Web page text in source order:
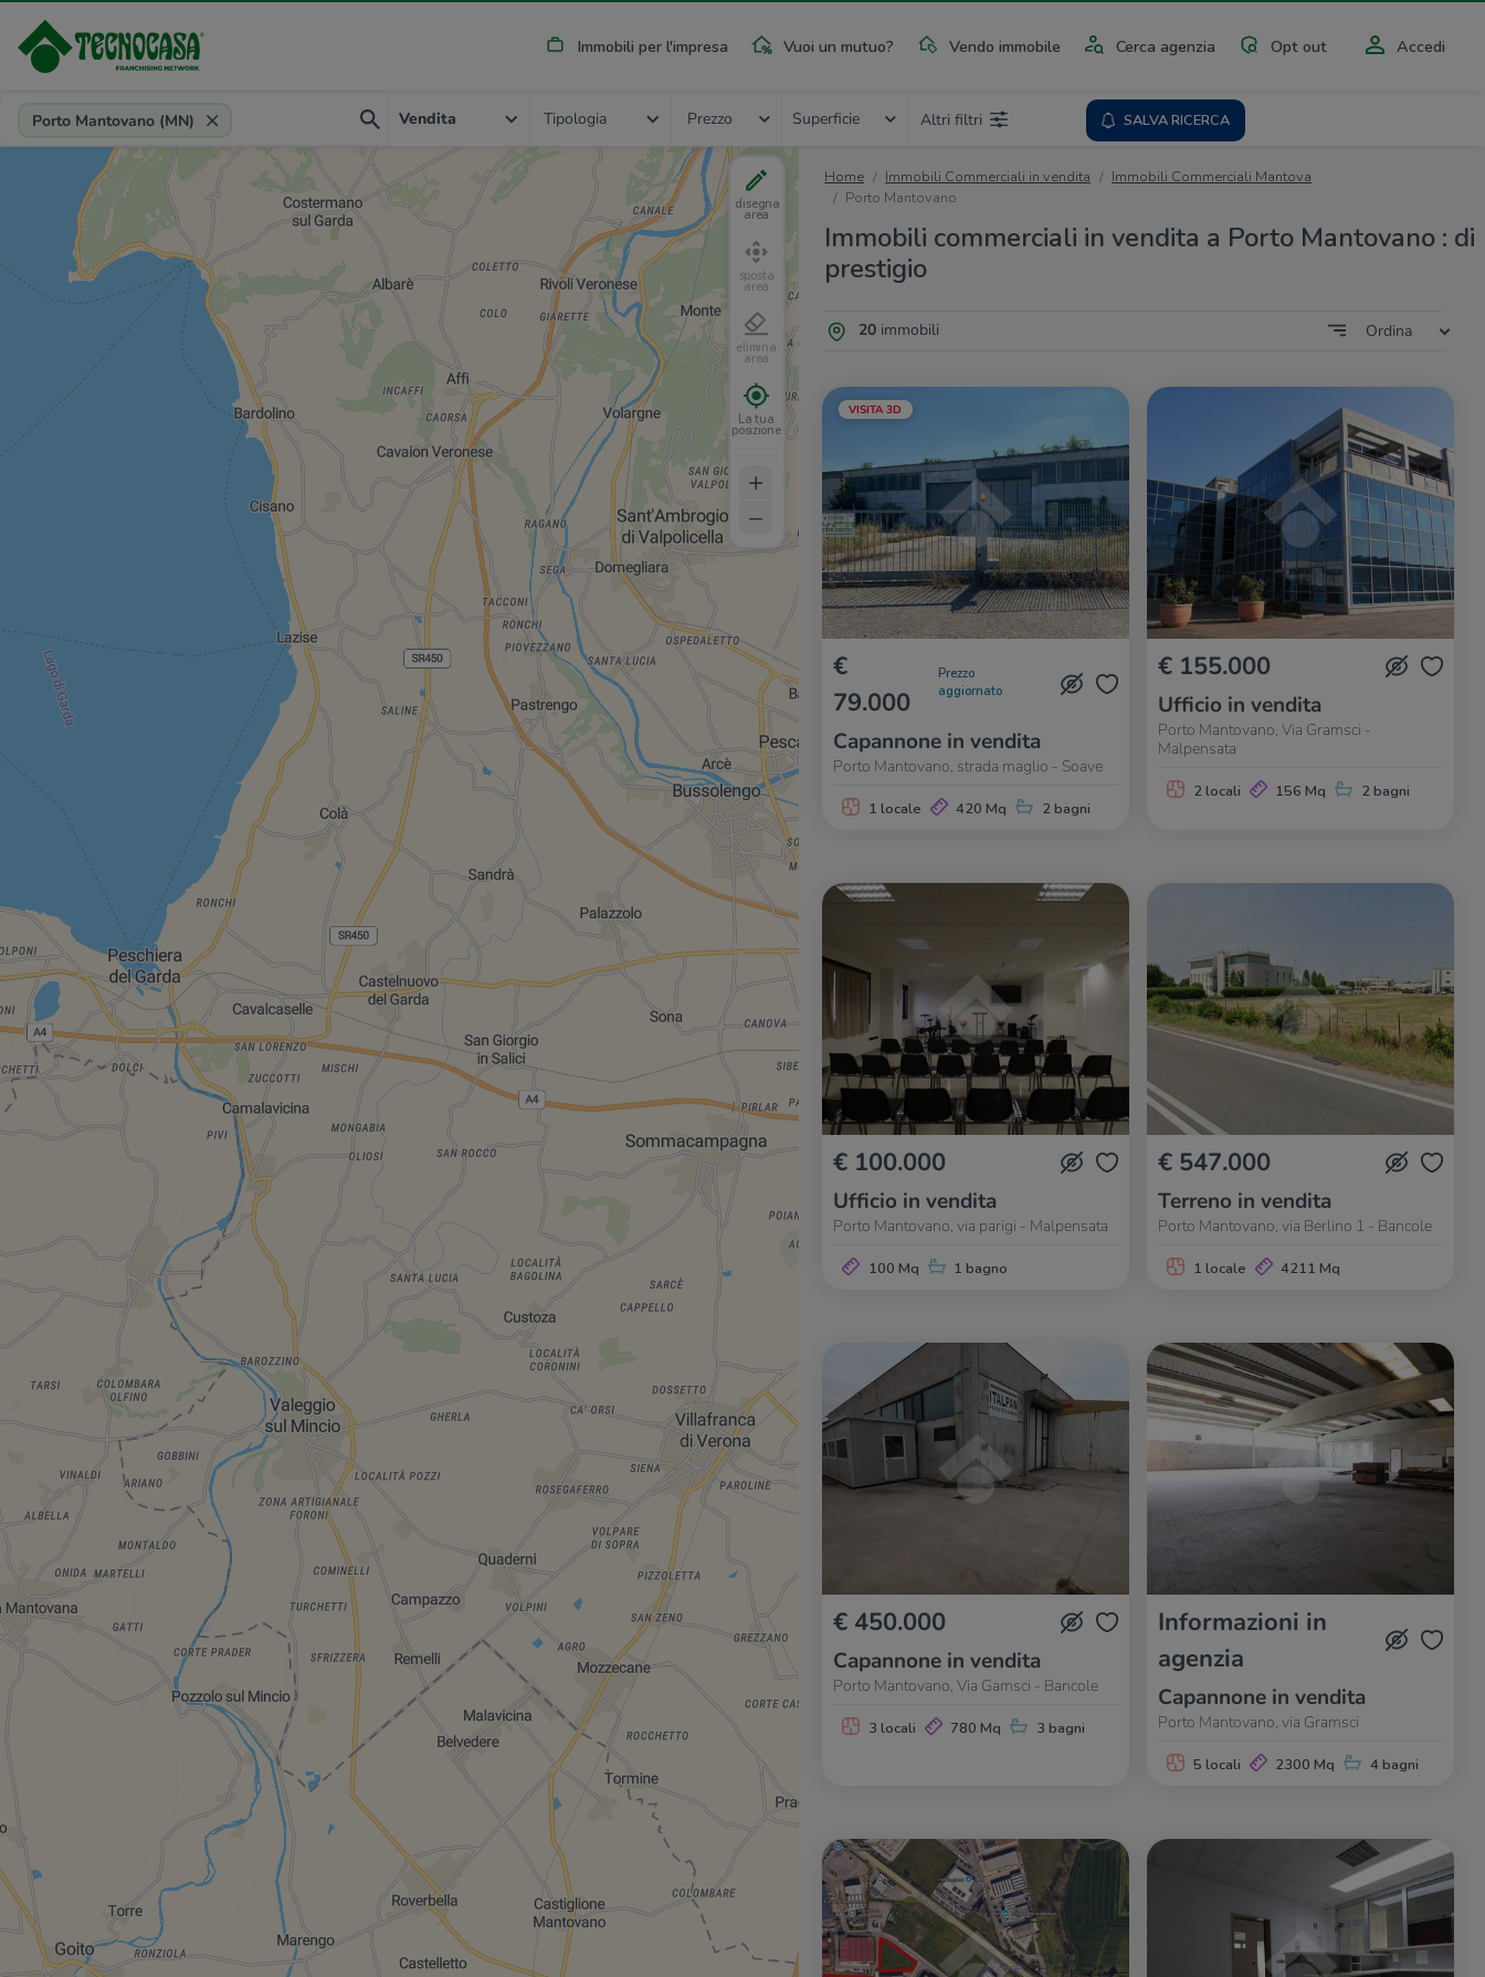
Immobili per l'impresa Vuoi un mutuo? Vendo immobile Cerca agenzia Opt out Accedi
Provincia, comune, zona, riferimento
Porto Mantovano (MN) Vendita Tipologia Prezzo Superficie Altri filtri SALVA RICERCA
Home Immobili Commerciali in vendita
Immobili Commerciali Mantova
Porto Mantovano
Immobili commerciali in vendita a Porto Mantovano : di
prestigio
20immobili Ordina
VISITA 3D
€
79.000
Prezzo
aggiornato
Capannone in vendita
Porto Mantovano, strada maglio - Soave
1 locale 420 Mq 2 bagni
€ 155.000
Ufficio in vendita
Porto Mantovano, Via Gramsci -
Malpensata
2 locali 156 Mq 2 bagni
€ 100.000
Ufficio in vendita
Porto Mantovano, via parigi - Malpensata
100 Mq 1 bagno
€ 547.000
Terreno in vendita
Porto Mantovano, via Berlino 1 - Bancole
1 locale 4211 Mq
€ 450.000
Capannone in vendita
Porto Mantovano, Via Gamsci - Bancole
3 locali 780 Mq 3 bagni
Informazioni in
agenzia
Capannone in vendita
Porto Mantovano, via Gramsci
5 locali 2300 Mq 4 bagni
disegna
area
sposta
area
elimina
area
La tua
posizione
+
–